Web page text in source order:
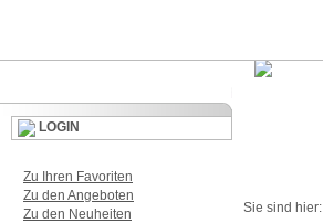
LOGIN
Zu Ihren Favoriten
Zu den Angeboten
Zu den Neuheiten
Sie sind hier: